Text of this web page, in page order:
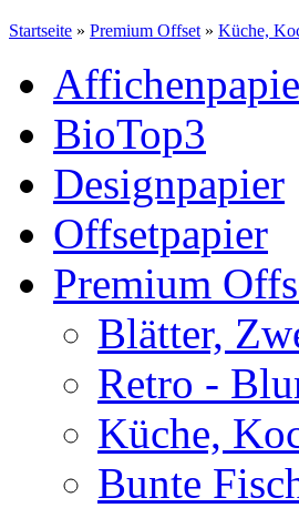
Startseite » Premium Offset » Küche,
BioTop3
Designpapier
Offsetpapier
Premium
Blätter,
Retro -
Küche,
Bunte